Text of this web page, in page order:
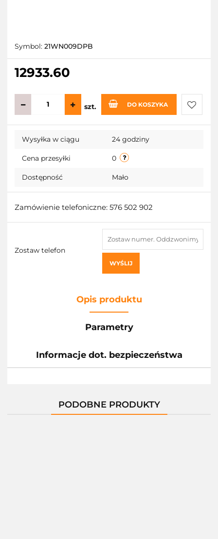
Symbol: 21WN009DPB
12933.60
szt. DO KOSZYKA
Do
Wysyłka w ciągu 24 godziny
Cena przesyłki 0
Dostępność Mało
Zamówienie telefoniczne: 576 502 902
Zostaw telefon
WYŚLIJ
Opis produktu
Parametry
Informacje dot. bezpieczeństwa
PODOBNE PRODUKTY